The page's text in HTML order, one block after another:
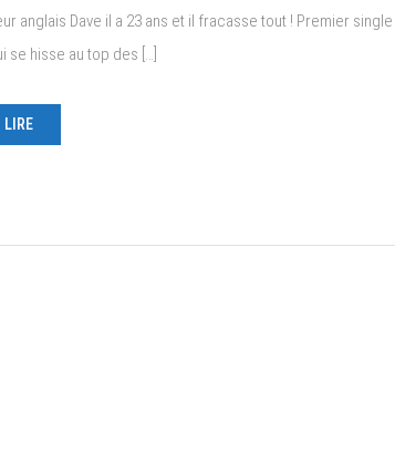
anglais Dave il a 23 ans et il fracasse tout ! Premier
se hisse au top des […]
LIRE